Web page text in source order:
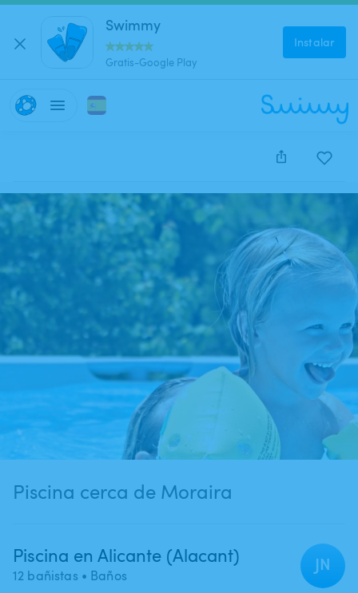
Swimmy
Gratis-Google Play
Instalar
Este anuncio está cerrado y no se puede reservar.
Piscina cerca de Moraira
Piscina en Alicante (Alacant)
12 bañistas • Baños
JN